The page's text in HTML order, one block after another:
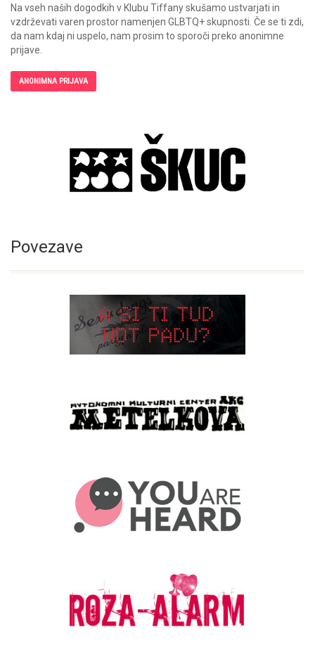
Na vseh naših dogodkih v Klubu Tiffany skušamo ustvarjati in
vzdrževati varen prostor namenjen GLBTQ+ skupnosti. Če se ti zdi,
da nam kdaj ni uspelo, nam prosim to sporoči preko anonimne
prijave.
ANONIMNA PRIJAVA
Povezave